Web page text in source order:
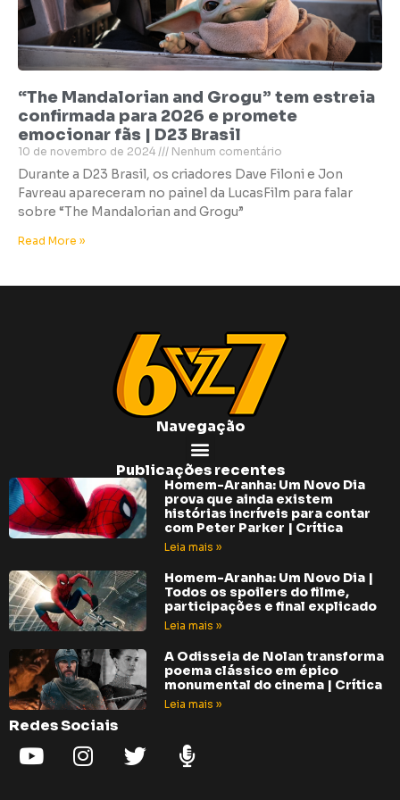
“The Mandalorian and Grogu” tem estreia
confirmada para 2026 e promete
emocionar fãs | D23 Brasil
10 de novembro de 2024 Nenhum comentário
Durante a D23 Brasil, os criadores Dave Filoni e Jon
Favreau apareceram no painel da LucasFilm para falar
sobre “The Mandalorian and Grogu”
Read More »
Navegação
Publicações recentes
Homem-Aranha: Um Novo Dia
prova que ainda existem
histórias incríveis para contar
com Peter Parker | Crítica
Leia mais »
Homem-Aranha: Um Novo Dia |
Todos os spoilers do filme,
participações e final explicado
Leia mais »
A Odisseia de Nolan transforma
poema clássico em épico
monumental do cinema | Crítica
Leia mais »
Redes Sociais